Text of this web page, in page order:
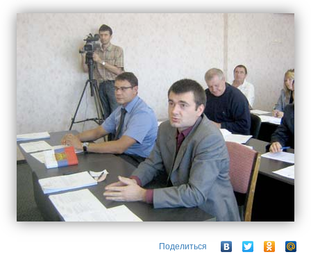
Поделиться